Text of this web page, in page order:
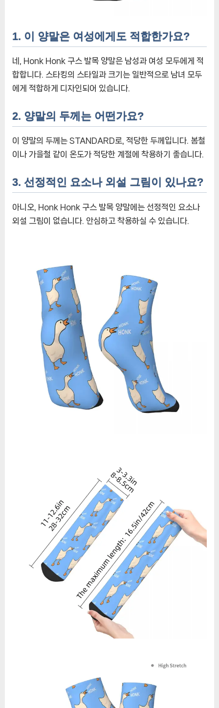
1. 이 양말은 여성에게도 적합한가요?
네, Honk Honk 구스 발목 양말은 남성과 여성 모두에게 적
합합니다. 스타킹의 스타일과 크기는 일반적으로 남녀 모두
에게 적합하게 디자인되어 있습니다.
2. 양말의 두께는 어떤가요?
이 양말의 두께는 STANDARD로, 적당한 두께입니다. 봄철
이나 가을철 같이 온도가 적당한 계절에 착용하기 좋습니다.
3. 선정적인 요소나 외설 그림이 있나요?
아니오, Honk Honk 구스 발목 양말에는 선정적인 요소나
외설 그림이 없습니다. 안심하고 착용하실 수 있습니다.